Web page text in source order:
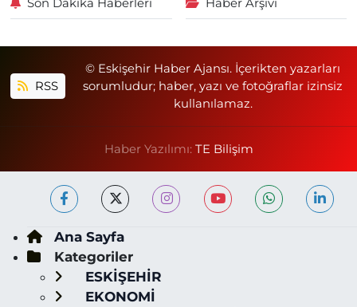
RSS
© Eskişehir Haber Ajansı. İçerikten yazarları
sorumludur; haber, yazı ve fotoğraflar izinsiz
kullanılamaz.
Haber Yazılımı: TE Bilişim
Ana Sayfa
Kategoriler
ESKİŞEHİR
EKONOMİ